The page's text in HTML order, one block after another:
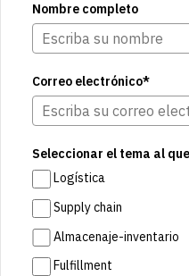
Nombre completo
Correo electrónico*
Seleccionar el tema al
Logística
Supply chain
Almacenaje-inventario
Fulfillment